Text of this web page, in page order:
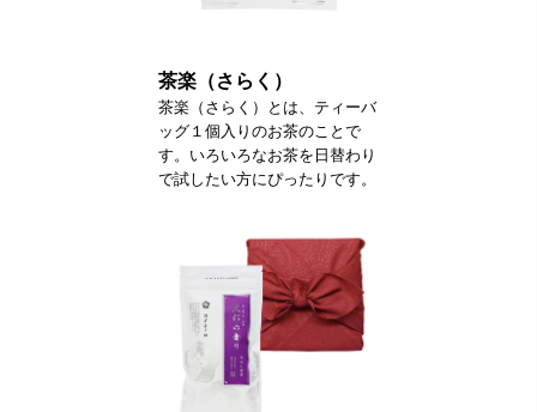
茶楽（さらく）
茶楽（さらく）とは、ティーバ
ッグ１個入りのお茶のことで
す。いろいろなお茶を日替わり
で試したい方にぴったりです。